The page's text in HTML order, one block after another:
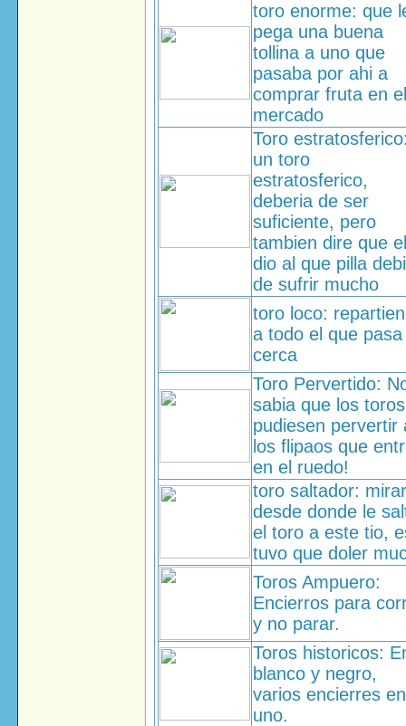
toro enorme: que
pega una buena
tollina a uno que
pasaba por ahi a
comprar fruta en el
mercado
Toro
un toro
estratosferico,
deberia de ser
suficiente, pero
tambien dire que el
dio al que pilla
de sufrir mucho
toro loco:
a todo el que pasa
cerca
Toro Pervertido:
sabia que los toros
pudiesen pervertir
los flipaos que
en el ruedo!
toro saltador: mirar
desde donde le
el toro a este tio,
tuvo que doler
Toros Ampuero:
Encierros para
y no parar.
Toros historicos:
blanco y negro,
varios encierres en
uno.